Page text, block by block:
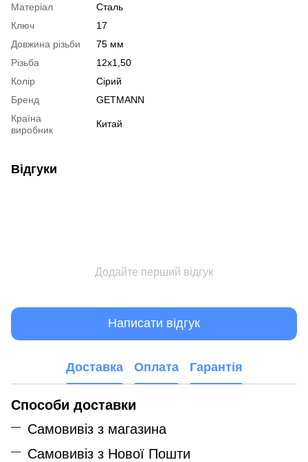
Матеріал
Сталь
Ключ
17
Довжина різьби
75 мм
Різьба
12x1,50
Колір
Сірий
Бренд
GETMANN
Країна
виробник
Китай
Відгуки
Додайте перший відгук
Написати відгук
Доставка Оплата Гарантія
Способи доставки
Самовивіз з магазина
Самовивіз з Нової Пошти